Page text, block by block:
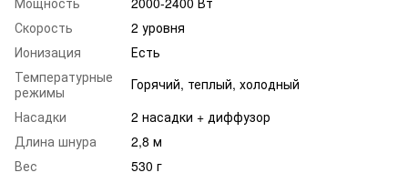
Скорость
2 уровня
Ионизация
Есть
Температурные
режимы
Горячий, теплый, холодный
Насадки
2 насадки + диффузор
Длина шнура
2,8 м
Вес
530 г